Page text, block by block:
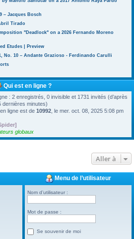
– Jacques Bosch
Tirado
"Deadlock" on a 2026 Fernando Moreno
Etudes | Preview
No. 10 – Andante Grazioso - Ferdinando Carulli
Qui est en ligne ?
: 2 enregistrés, 0 invisible et 1731 invités (d’après
dernières minutes)
ligne est de 10992 , le mer. oct. 08, 2025 5:08 pm
globaux
Aller à
Menu de l’utilisateur
Nom d’utilisateur :
Mot de passe :
Se souvenir de moi